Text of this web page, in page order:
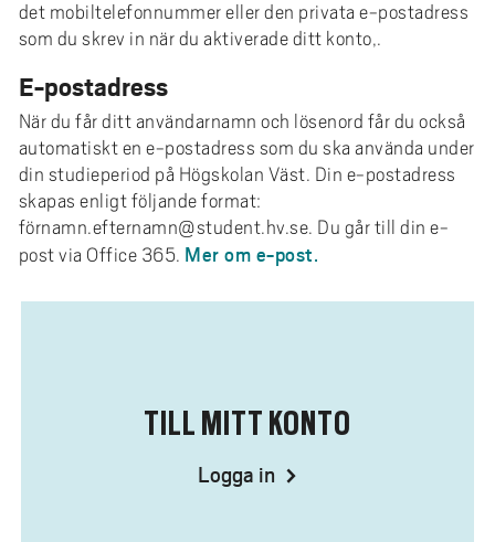
det mobiltelefonnummer eller den privata e-postadress
som du skrev in när du aktiverade ditt konto,.
E-postadress
När du får ditt användarnamn och lösenord får du också
automatiskt en e-postadress som du ska använda under
din studieperiod på Högskolan Väst. Din e-postadress
skapas enligt följande format:
förnamn.efternamn@student.hv.se. Du går till din e-
post via Office 365. Mer om e-post.
TILL MITT KONTO
Logga in